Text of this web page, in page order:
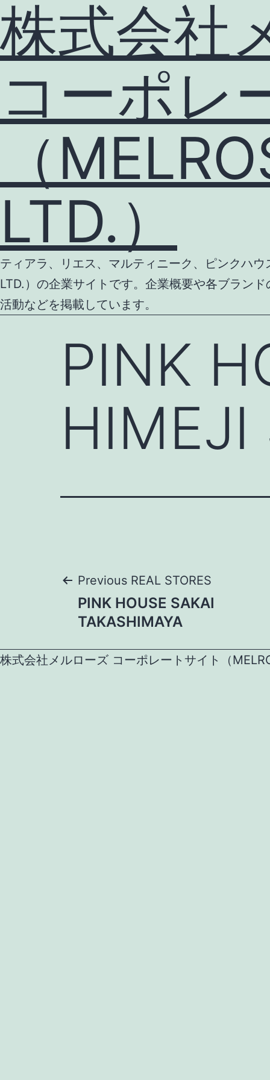
株式会社
コーポレ
（
LTD.）
ティアラ、リエス、マルティニーク、ピンクハ
LTD.）の企業サイトです。企業概要や各ブラン
活動などを掲載しています。
PINK
HIMEJI
Post
navigation
Previous REAL STORES
PINK HOUSE SAKAI
TAKASHIMAYA
株式会社メルローズ コーポレートサイト（